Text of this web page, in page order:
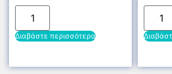
Διαβάστε περισσότερα